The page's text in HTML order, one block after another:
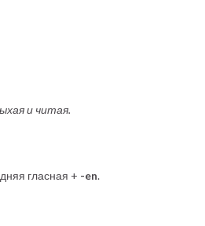
и читая.
гласная + -en.